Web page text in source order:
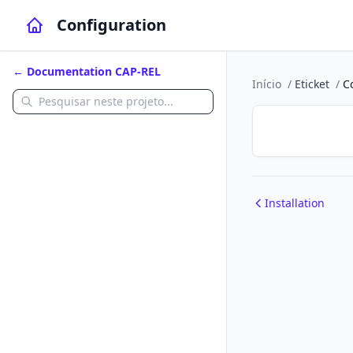
Configuration
← Documentation CAP-REL
Início / Eticket /
Installation